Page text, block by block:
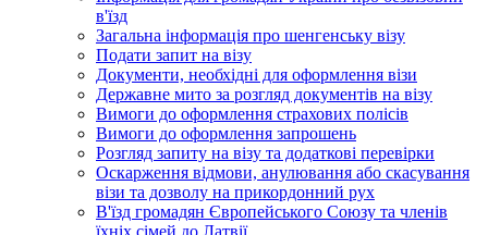
в'їзд
Загальна інформація про шенгенську візу
Подати запит на візу
Документи, необхідні для оформлення візи
Державне мито за розгляд документів на візу
Вимоги до оформлення страхових полісів
Вимоги до оформлення запрошень
Розгляд запиту на візу та додаткові перевірки
Оскарження відмови, анулювання або скасування
візи та дозволу на прикордонний рух
В'їзд громадян Європейського Союзу та членів
їхніх сімей до Латвії